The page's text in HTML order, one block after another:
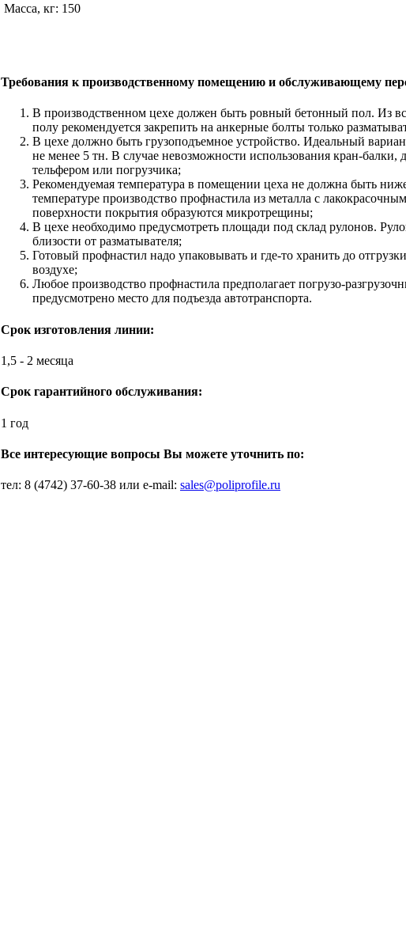
Масса, кг: 150
Требования к производственному помещению и обслуживающему
В производственном цехе должен быть ровный бетонный пол. Из
полу рекомендуется закрепить на анкерные болты только
В цехе должно быть грузоподъемное устройство. Идеальный
не менее 5 тн. В случае невозможности использования кран-балки,
тельфером или погрузчика;
Рекомендуемая температура в помещении цеха не должна быть
температуре производство профнастила из металла с
поверхности покрытия образуются микротрещины;
В цехе необходимо предусмотреть площади под склад рулонов.
близости от разматывателя;
Готовый профнастил надо упаковывать и где-то хранить до
воздухе;
Любое производство профнастила предполагает погрузо-
предусмотрено место для подъезда автотранспорта.
Срок изготовления линии:
1,5 - 2 месяца
Срок гарантийного обслуживания:
1 год
Все интересующие вопросы Вы можете уточнить по:
тел: 8 (4742) 37-60-38 или e-mail: sales@poliprofile.ru